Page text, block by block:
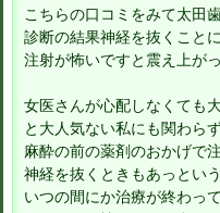
こちらの口コミをみて太田歯
診断の結果神経を抜くこと
注射が怖いですと震え上が
女医さんが心配しなくても
と大人気ない私にも関わら
麻酔の前の薬剤のおかげで
神経を抜くときもあっとい
いつの間にか治療が終わっ